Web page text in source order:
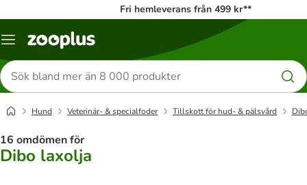
Fri hemleverans från 499 kr**
Katalogmeny
Sök
efter
produkter
Hund Veterinär- & specialfoder Tillskott för hud- & pälsvård
16 omdömen för
Dibo laxolja